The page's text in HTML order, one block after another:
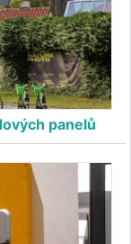
panelů